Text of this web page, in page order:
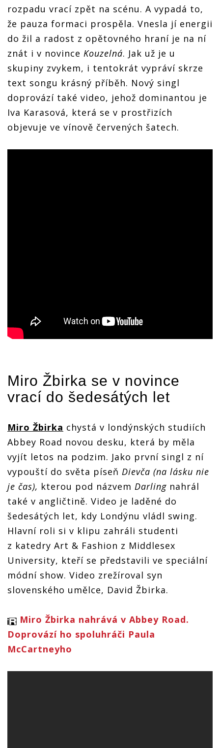
rozpadu vrací zpět na scénu. A vypadá to,
že pauza formaci prospěla. Vnesla jí energii
do žil a radost z opětovného hraní je na ní
znát i v novince Kouzelná. Jak už je u
skupiny zvykem, i tentokrát vypráví skrze
text songu krásný příběh. Nový singl
doprovází také video, jehož dominantou je
Iva Karasová, která se v prostřizích
objevuje ve vínově červených šatech.
Miro Žbirka se v novince
vrací do šedesátých let
Miro Žbirka chystá v londýnských studiích
Abbey Road novou desku, která by měla
vyjít letos na podzim. Jako první singl z ní
vypouští do světa píseň Dievča (na lásku nie
je čas), kterou pod názvem Darling nahrál
také v angličtině. Video je laděné do
šedesátých let, kdy Londýnu vládl swing.
Hlavní roli si v klipu zahráli studenti
z katedry Art & Fashion z Middlesex
University, kteří se představili ve speciální
módní show. Video zrežíroval syn
slovenského umělce, David Žbirka.
Miro Žbirka nahrává v Abbey Road.
Doprovází ho spoluhráči Paula
McCartneyho